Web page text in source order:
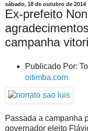
sábado, 18 de outubro de 2014
Ex-prefeito
campanha
Publicado Por:
oitimba.com
Passada a campanha
governador eleito